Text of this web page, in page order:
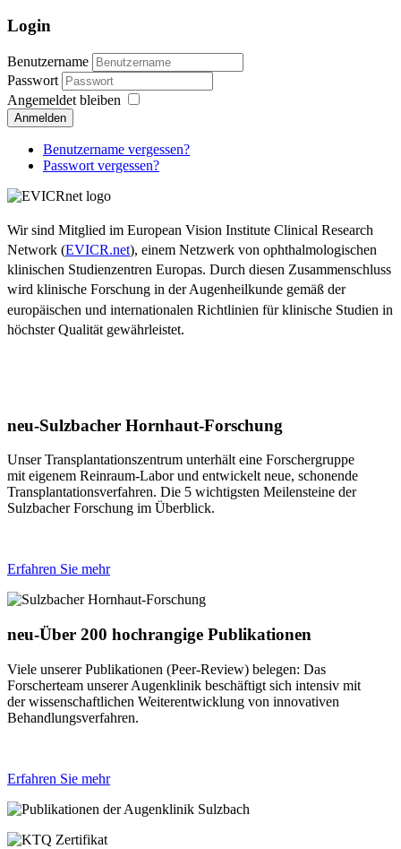
Login
Benutzername
Passwort
Angemeldet bleiben
Anmelden
Benutzername vergessen?
Passwort vergessen?
Wir sind Mitglied im European Vision Institute Clinical Research
Network (EVICR.net), einem Netzwerk von ophthalmologischen
klinischen Studienzentren Europas. Durch diesen Zusammenschluss
wird klinische Forschung in der Augenheilkunde gemäß der
europäischen und internationalen Richtlinien für klinische Studien in
höchster Qualität gewährleistet.
neu-Sulzbacher Hornhaut-Forschung
Unser Transplantationszentrum unterhält eine Forschergruppe
mit eigenem Reinraum-Labor und entwickelt neue, schonende
Transplantationsverfahren. Die 5 wichtigsten Meilensteine der
Sulzbacher Forschung im Überblick.
Erfahren Sie mehr
neu-Über 200 hochrangige Publikationen
Viele unserer Publikationen (Peer-Review) belegen: Das
Forscherteam unserer Augenklinik beschäftigt sich intensiv mit
der wissenschaftlichen Weiterentwicklung von innovativen
Behandlungsverfahren.
Erfahren Sie mehr